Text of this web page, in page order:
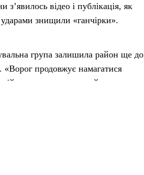
відео і публікація, як
знищили «ганчірки».
група залишила район ще до
«Ворог продовжує намагатися
сенсу», — йдеться в